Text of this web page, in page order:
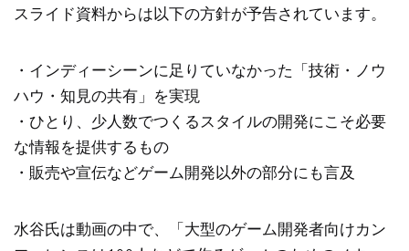
スライド資料からは以下の方針が予告されています。
・インディーシーンに足りていなかった「技術・ノウ
ハウ・知見の共有」を実現
・ひとり、少人数でつくるスタイルの開発にこそ必要
な情報を提供するもの
・販売や宣伝などゲーム開発以外の部分にも言及
水谷氏は動画の中で、「大型のゲーム開発者向けカン